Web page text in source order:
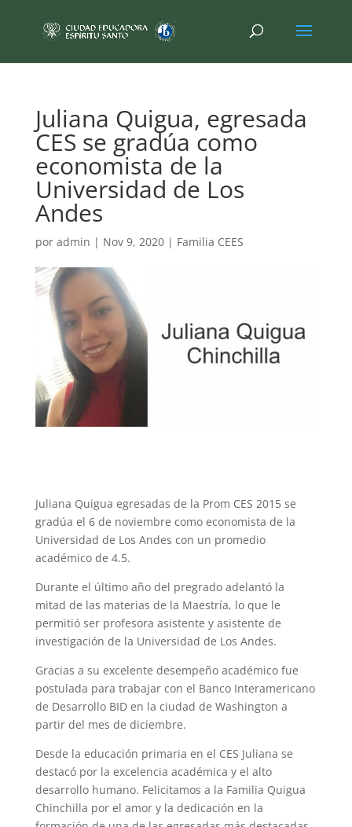
Juliana Quigua, egresada
CES se gradúa como
economista de la
Universidad de Los
Andes
por admin | Nov 9, 2020| Familia CEES
Juliana Quigua egresadas de la Prom CES 2015 se
gradúa el 6 de noviembre como economista de la
Universidad de Los Andes con un promedio
académico de 4.5.
Durante el último año del pregrado adelantó la
mitad de las materias de la Maestría, lo que le
permitió ser profesora asistente y asistente de
investigación de la Universidad de Los Andes.
Gracias a su excelente desempeño académico fue
postulada para trabajar con el Banco Interamericano
de Desarrollo BID en la ciudad de Washington a
partir del mes de diciembre.
Desde la educación primaria en el CES Juliana se
destacó por la excelencia académica y el alto
desarrollo humano. Felicitamos a la Familia Quigua
Chinchilla por el amor y la dedicación en la